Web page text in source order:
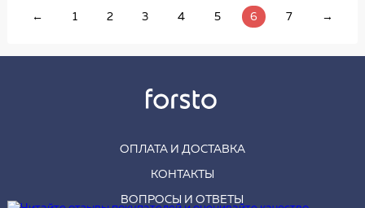
← 1 2 3 4 5 6 7 →
ОПЛАТА И ДОСТАВКА
КОНТАКТЫ
ВОПРОСЫ И ОТВЕТЫ